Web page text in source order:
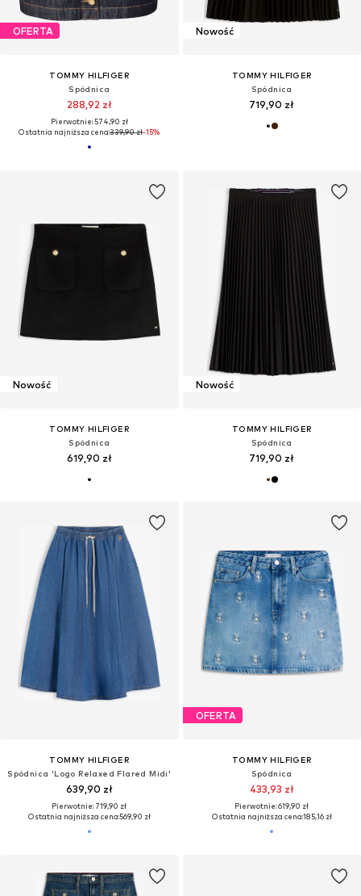
OFERTA
TOMMY HILFIGER
Spódnica
288,92 zł
Pierwotnie: 574,90 zł
Ostatnia najniższa cena:339,90 zł-15%
Nowość
TOMMY HILFIGER
Spódnica
719,90 zł
Nowość
TOMMY HILFIGER
Spódnica
619,90 zł
Nowość
TOMMY HILFIGER
Spódnica
719,90 zł
TOMMY HILFIGER
Spódnica 'Logo Relaxed Flared Midi'
639,90 zł
Pierwotnie: 719,90 zł
Ostatnia najniższa cena:569,90 zł
OFERTA
TOMMY HILFIGER
Spódnica
433,93 zł
Pierwotnie: 619,90 zł
Ostatnia najniższa cena:185,16 zł